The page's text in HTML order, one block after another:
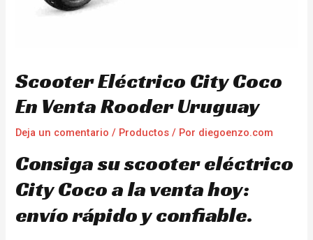
Scooter Eléctrico City Coco
En Venta Rooder Uruguay
Deja un comentario / Productos / Por diegoenzo.com
Consiga su scooter eléctrico
City Coco a la venta hoy:
envío rápido y confiable.